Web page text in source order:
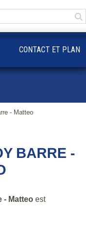
- Matteo
BARRE -
- Matteo est
CONTACT ET PLAN